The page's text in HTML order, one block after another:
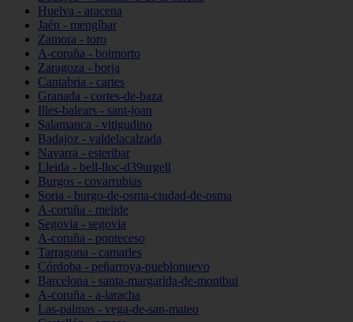
Huelva - aracena
Jaén - mengíbar
Zamora - toro
A-coruña - boimorto
Zaragoza - borja
Cantabria - cartes
Granada - cortes-de-baza
Illes-balears - sant-joan
Salamanca - vitigudino
Badajoz - valdelacalzada
Navarra - esteribar
Lleida - bell-lloc-d39urgell
Burgos - covarrubias
Soria - burgo-de-osma-ciudad-de-osma
A-coruña - melide
Segovia - segovia
A-coruña - ponteceso
Tarragona - camarles
Córdoba - peñarroya-pueblonuevo
Barcelona - santa-margarida-de-montbui
A-coruña - a-laracha
Las-palmas - vega-de-san-mateo